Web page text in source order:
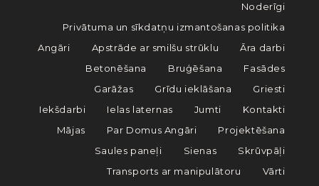
Noderīgi
Privātuma un sīkdatņu izmantošanas politika
Angāri
Apstrāde ar smilšu strūklu
Āra darbi
Betonēšana
Bruģēšana
Fasādes
Garāžas
Grīdu ieklāšana
Griesti
Iekšdarbi
Ielas laternas Jumti
Kontakti
Mājas
Par Domus Angāri
Projektēšana
Saules paneļi
Sienas
Skrūvpāļi
Transports ar manipulātoru
Vārti